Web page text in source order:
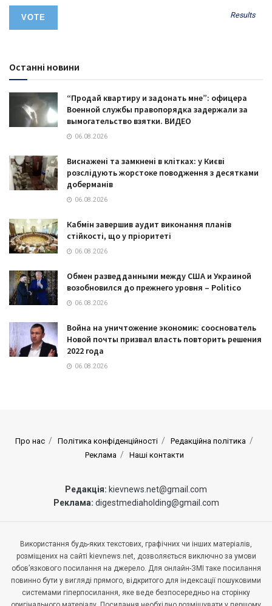
Results
Останні новини
“Продай квартиру и задонать мне”: офицера
Военной службы правопорядка задержали за
вымогательство взятки. ВИДЕО
06.08.2026
Виснажені та замкнені в клітках: у Києві
розслідують жорстоке поводження з десятками
доберманів
06.08.2026
Кабмін завершив аудит виконання планів
стійкості, що у пріоритеті
06.08.2026
Обмен разведданными между США и Украиной
возобновился до прежнего уровня – Politico
06.08.2026
Война на уничтожение экономик: сооснователь
Новой почты призвал власть повторить решения
2022 года
06.08.2026
Про нас Політика конфіденційності
Редакційна політика
Реклама
Наші контакти
Редакція: kievnews.net@gmail.com
Реклама: digestmediaholding@gmail.com
Використання будь-яких текстових, графічних чи інших матеріалів,
розміщених на сайті kievnews.net, дозволяється виключно за умови
обов’язкового посилання на джерело. Для онлайн-ЗМІ таке посилання
повинно бути у вигляді прямого, відкритого для індексації пошуковими
системами гіперпосилання, яке веде безпосередньо на сторінку